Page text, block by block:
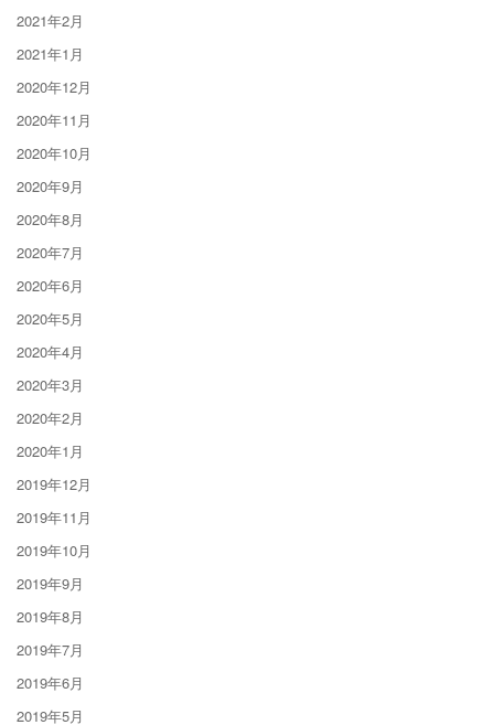
2021年2月
2021年1月
2020年12月
2020年11月
2020年10月
2020年9月
2020年8月
2020年7月
2020年6月
2020年5月
2020年4月
2020年3月
2020年2月
2020年1月
2019年12月
2019年11月
2019年10月
2019年9月
2019年8月
2019年7月
2019年6月
2019年5月